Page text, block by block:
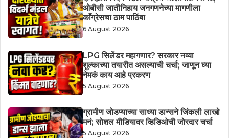
ओबीसी जातीनिहाय जनगणनेच्या मागणीला
काँग्रेसचा ठाम पाठिंबा
6 August 2026
LPG सिलेंडर महागणार? सरकार नव्या
शुल्काच्या तयारीत असल्याची चर्चा; जाणून घ्या
नेमकं काय आहे प्रकरण
5 August 2026
ग्रामीण जोडप्याच्या साध्या डान्सने जिंकली लाखो
मनं; सोशल मीडियावर व्हिडिओची जोरदार चर्चा
5 August 2026